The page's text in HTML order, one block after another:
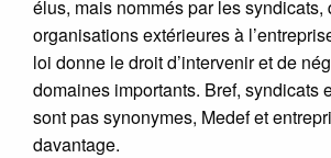
élus, mais nommés par les syndicats,
organisations extérieures à
loi donne le droit d’intervenir et de
domaines importants. Bref, syndicats
sont pas synonymes, Medef et
davantage.